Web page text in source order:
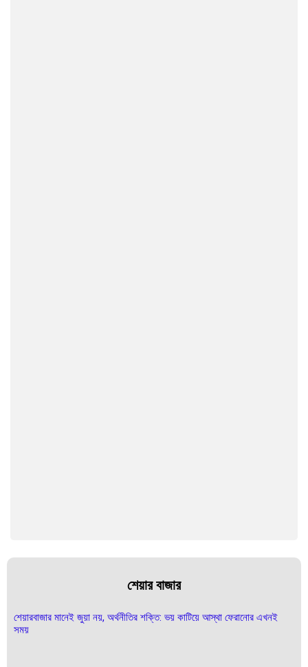
শেয়ার বাজার
শেয়ারবাজার মানেই জুয়া নয়, অর্থনীতির শক্তি: ভয় কাটিয়ে আস্থা ফেরানোর এখনই
সময়